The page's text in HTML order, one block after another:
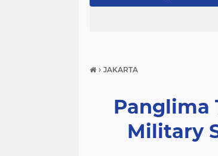
› JAKARTA
Panglima
Military